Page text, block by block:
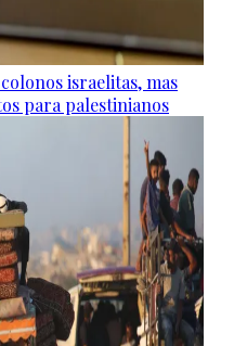
israelitas, mas
para palestinianos